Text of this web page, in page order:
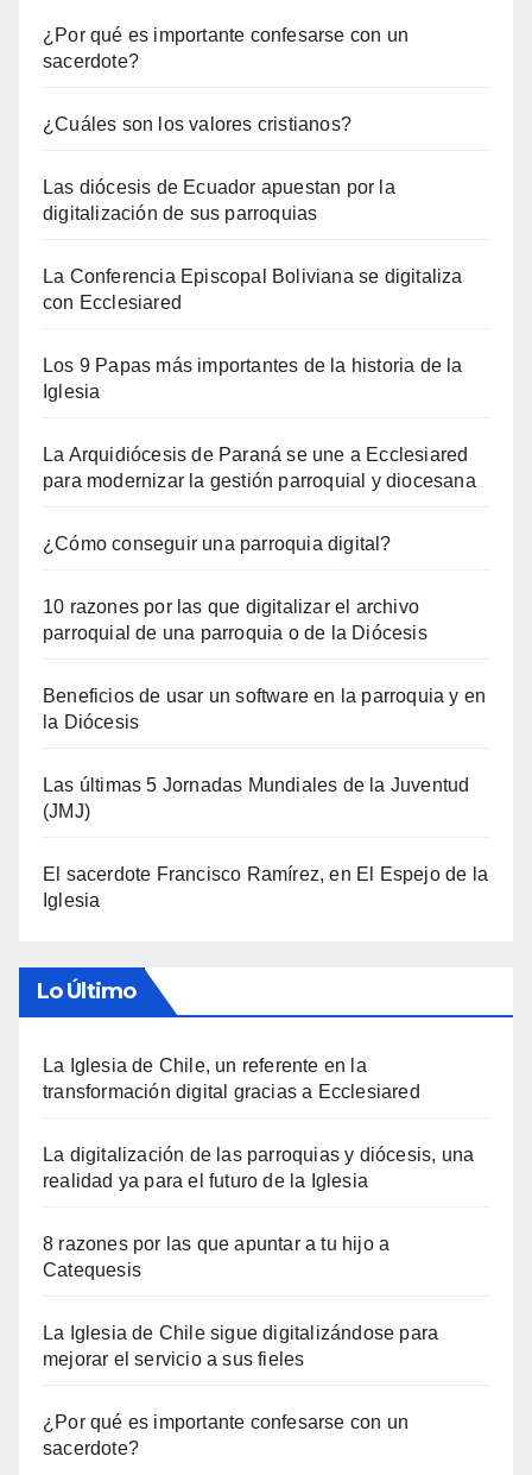
¿Por qué es importante confesarse con un
sacerdote?
¿Cuáles son los valores cristianos?
Las diócesis de Ecuador apuestan por la
digitalización de sus parroquias
La Conferencia Episcopal Boliviana se digitaliza
con Ecclesiared
Los 9 Papas más importantes de la historia de la
Iglesia
La Arquidiócesis de Paraná se une a Ecclesiared
para modernizar la gestión parroquial y diocesana
¿Cómo conseguir una parroquia digital?
10 razones por las que digitalizar el archivo
parroquial de una parroquia o de la Diócesis
Beneficios de usar un software en la parroquia y en
la Diócesis
Las últimas 5 Jornadas Mundiales de la Juventud
(JMJ)
El sacerdote Francisco Ramírez, en El Espejo de la
Iglesia
Lo Último
La Iglesia de Chile, un referente en la
transformación digital gracias a Ecclesiared
La digitalización de las parroquias y diócesis, una
realidad ya para el futuro de la Iglesia
8 razones por las que apuntar a tu hijo a
Catequesis
La Iglesia de Chile sigue digitalizándose para
mejorar el servicio a sus fieles
¿Por qué es importante confesarse con un
sacerdote?